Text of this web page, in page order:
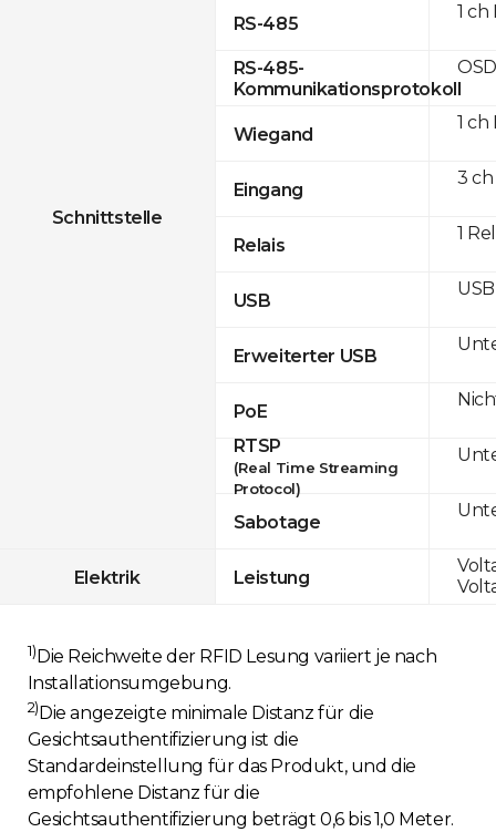
Schnittstelle
RS-485
RS-485-
Kommunikationsprotokoll
Wiegand
Eingang
Relais
USB
Erweiterter USB
PoE
RTSP
(Real Time Streaming
Protocol)
Sabotage
Elektrik Leistung
1 ch
1
3
1
1)Die Reichweite der RFID Lesung variiert je nach
Installationsumgebung.
2) Die angezeigte minimale Distanz für die
Gesichtsauthentifizierung ist die
Standardeinstellung für das Produkt, und die
empfohlene Distanz für die
Gesichtsauthentifizierung beträgt 0,6 bis 1,0 Meter.